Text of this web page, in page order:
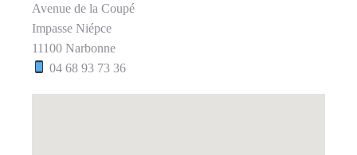
Avenue de la Coupé
Impasse Niépce
11100 Narbonne
04 68 93 73 36